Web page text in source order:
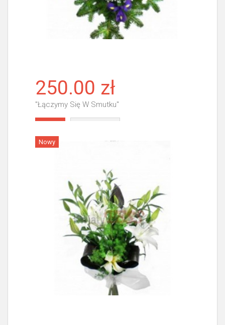
250.00 zł
"Łączymy Się W Smutku"
Nowy